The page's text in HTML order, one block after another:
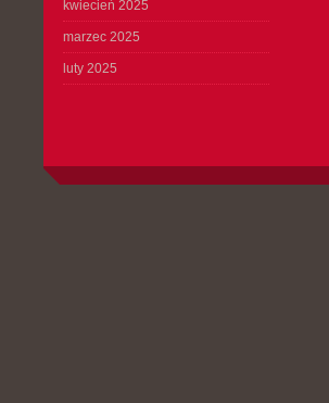
kwiecień 2025
marzec 2025
luty 2025